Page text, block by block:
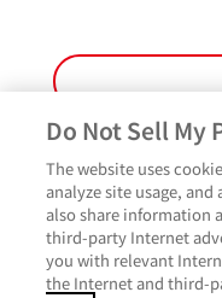
開
よくあるご質問 ご利用規約
サイトマップお問い
Do Not Sell My
The website uses
analyze site usage,
also share information
third-party Internet
you with relevant
the Internet and third-